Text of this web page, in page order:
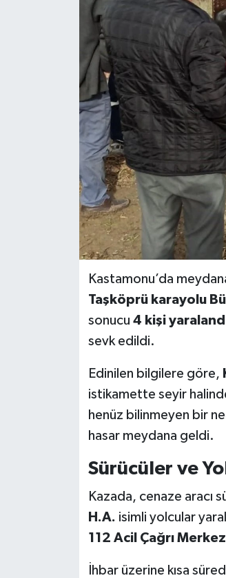
Kastamonu’da
Taşköprü karayolu
sonucu 4 kişi
sevk edildi.
Edinilen bilgilere göre,
istikamette seyir
henüz bilinmeyen bir
hasar meydana geldi.
Sürücüler ve
Kazada, cenaze aracı
H.A. isimli yolcular
112 Acil Çağrı
İhbar üzerine kısa
KÜLTÜR SANAT
MAGAZİN
TEKNOLOJİ
VİZYONDAKİLER